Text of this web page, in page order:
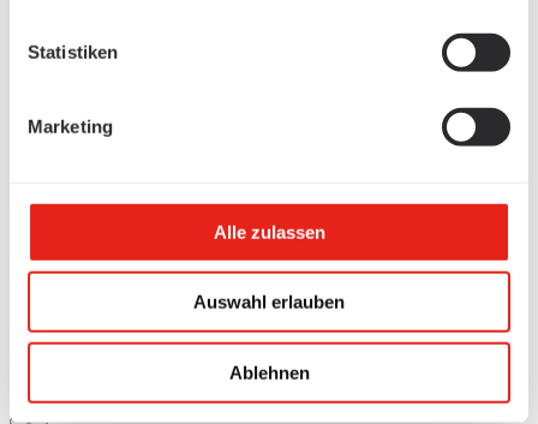
Statistiken
Marketing
Alle zulassen
Auswahl erlauben
Ablehnen